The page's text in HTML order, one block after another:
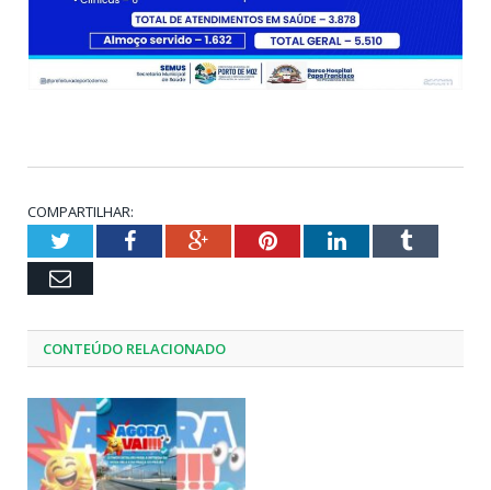
COMPARTILHAR:
TwitterFacebookGoogle+PinterestLinkedInTumblr
Email
CONTEÚDO RELACIONADO